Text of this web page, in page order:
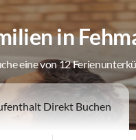
in
eine von 12
Direkt Buchen